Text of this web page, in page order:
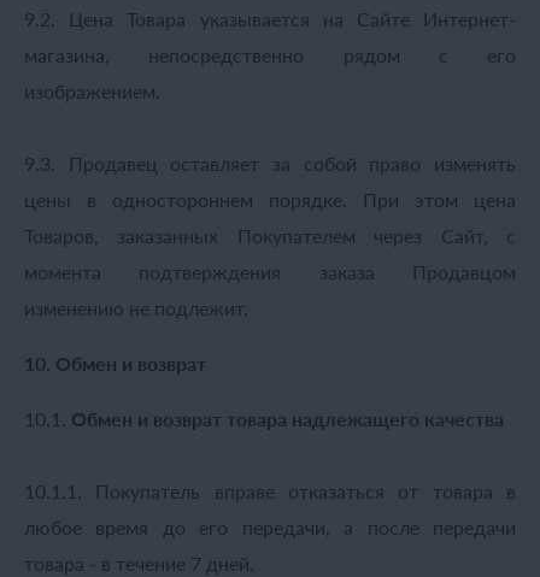
9.2. Цена Товара указывается на Сайте Интернет-
магазина, непосредственно рядом с его
изображением.
9.3. Продавец оставляет за собой право изменять
цены в одностороннем порядке. При этом цена
Товаров, заказанных Покупателем через Сайт, с
момента подтверждения заказа Продавцом
изменению не подлежит.
10. Обмен и возврат
10.1. Обмен и возврат товара надлежащего качества
10.1.1. Покупатель вправе отказаться от товара в
любое время до его передачи, а после передачи
товара - в течение 7 дней.